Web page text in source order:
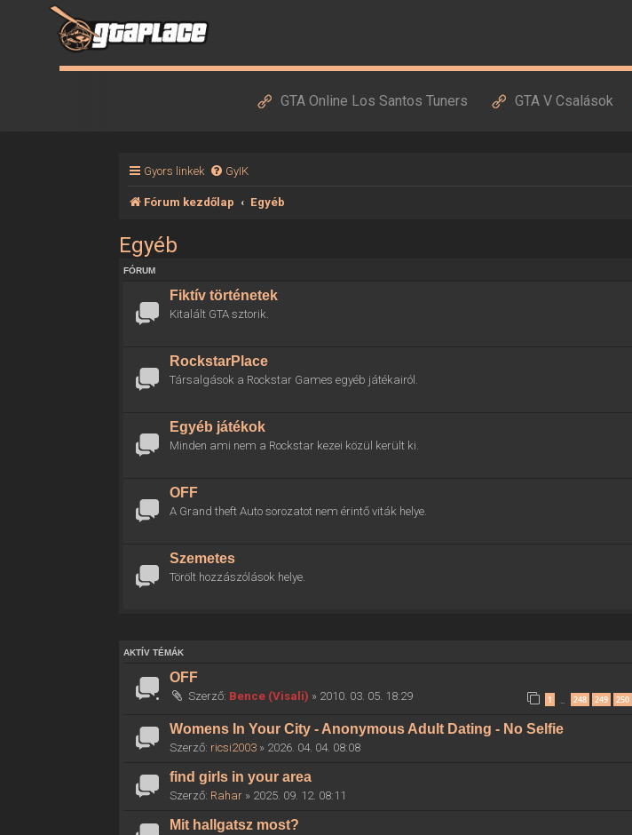
GTA Online Los Santos Tuners GTA V Csalások
Gyors linkek GyIK
Fórum kezdőlap Egyéb
Egyéb
FÓRUM
Fiktív történetek
Kitalált GTA sztorik.
RockstarPlace
Társalgások a Rockstar Games egyéb játékairól.
Egyéb játékok
Minden ami nem a Rockstar kezei közül került ki.
OFF
A Grand theft Auto sorozatot nem érintő viták helye.
Szemetes
Törölt hozzászólások helye.
AKTÍV TÉMÁK
OFF
Szerző: Bence (Visali) » 2010. 03. 05. 18:29 1 … 248 249 250
Womens In Your City - Anonymous Adult Dating - No Selfie
Szerző: ricsi2003 » 2026. 04. 04. 08:08
find girls in your area
Szerző: Rahar » 2025. 09. 12. 08:11
Mit hallgatsz most?